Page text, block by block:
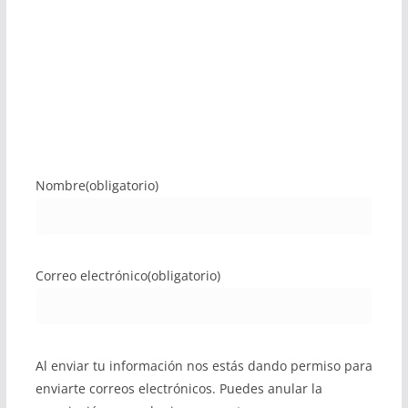
Nombre(obligatorio)
Correo electrónico(obligatorio)
Al enviar tu información nos estás dando permiso para
enviarte correos electrónicos. Puedes anular la